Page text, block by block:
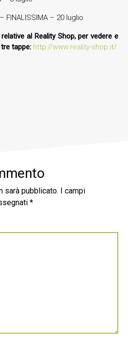
FINALISSIMA – 20 luglio
al Reality Shop, per vedere e
tappe: http://www.reality-shop.it/
sarà pubblicato.
I campi
*